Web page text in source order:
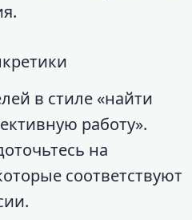
в стиле «найти
работу».
на
соответствуют